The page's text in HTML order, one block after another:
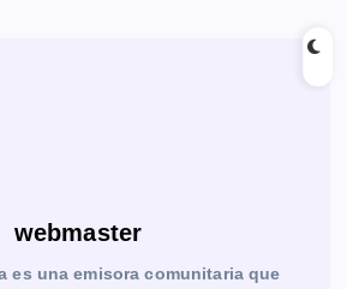
webmaster
es una emisora comunitaria que